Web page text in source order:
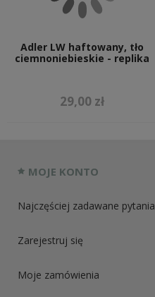
Adler LW haftowany, tło
ciemnoniebieskie - replika
29,00 zł
MOJE KONTO
Najczęściej zadawane pytania
Zarejestruj się
Moje zamówienia